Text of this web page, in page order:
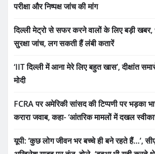
परीक्षा और निष्पक्ष जांच की मांग
दिल्ली मेट्रो से सफर करने वालों के लिए बड़ी
सुरक्षा जांच, लग सकती हैं लंबी कतारें
‘IIT दिल्ली में आना मेरे लिए बहुत खास’, दीक्षांत
मोदी
FCRA पर अमेरिकी सांसद की टिप्पणी पर भड़का
करारा जवाब, कहा- ‘आंतरिक मामलों में दखल
यूपी: ‘कुछ लोग जीवन भर बच्चे ही बने रहते हैं…’,